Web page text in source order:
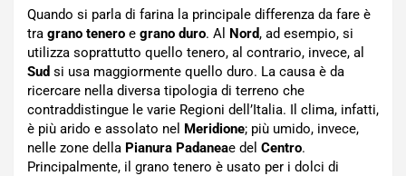
Quando si parla di farina la principale differenza da fare è
tra grano tenero e grano duro. Al Nord, ad esempio, si
utilizza soprattutto quello tenero, al contrario, invece, al
Sud si usa maggiormente quello duro. La causa è da
ricercare nella diversa tipologia di terreno che
contraddistingue le varie Regioni dell’Italia. Il clima, infatti,
è più arido e assolato nel Meridione; più umido, invece,
nelle zone della Pianura Padaneae del Centro.
Principalmente, il grano tenero è usato per i dolci di